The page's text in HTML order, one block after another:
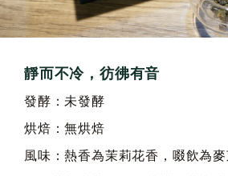
靜而不冷，彷彿有音
發酵：未發酵
烘焙：無烘焙
風味：熱香為茉莉花香，啜飲為